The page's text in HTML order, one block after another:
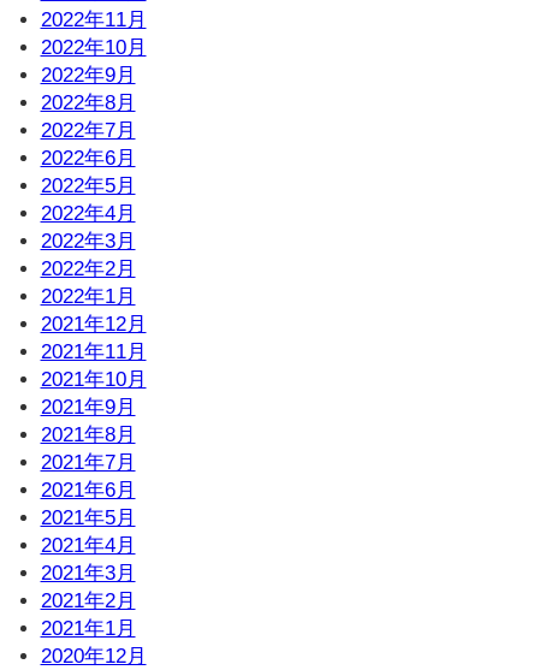
2022年11月
2022年10月
2022年9月
2022年8月
2022年7月
2022年6月
2022年5月
2022年4月
2022年3月
2022年2月
2022年1月
2021年12月
2021年11月
2021年10月
2021年9月
2021年8月
2021年7月
2021年6月
2021年5月
2021年4月
2021年3月
2021年2月
2021年1月
2020年12月